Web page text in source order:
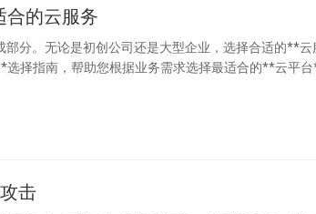
合的云服务
分。无论是初创公司还是大型企业，选择合适的**云
择指南，帮助您根据业务需求选择最适合的**云平台
击